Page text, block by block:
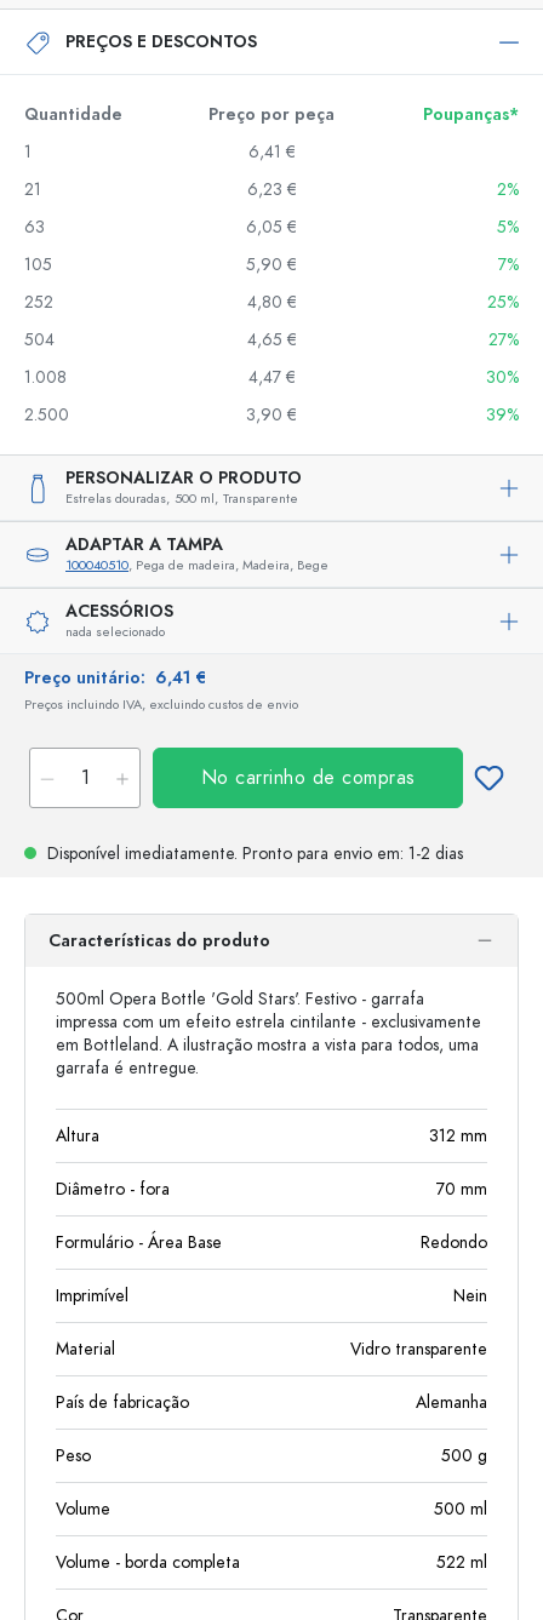
PREÇOS E DESCONTOS
Quantidade Preço por peça
Poupanças*
1
6,41 €
21
6,23 €
2%
63
6,05 €
5%
105
5,90 €
7%
252
4,80 €
25%
504
4,65 €
27%
1.008
4,47 €
30%
2.500
3,90 € 39%
PERSONALIZAR O PRODUTO
Estrelas douradas, 500 ml, Transparente
ADAPTAR A TAMPA
100040510, Pega de madeira, Madeira, Bege
ACESSÓRIOS
nada selecionado
Preço unitário: 6,41 €
Preços incluindo IVA, excluindo custos de envio
No carrinho de compras
Disponível imediatamente. Pronto para envio em: 1-2 dias
Características do produto
500ml Opera Bottle 'Gold Stars'. Festivo - garrafa
impressa com um efeito estrela cintilante - exclusivamente
em Bottleland. A ilustração mostra a vista para todos, uma
garrafa é entregue.
Altura 312 mm
Diâmetro - fora 70 mm
Formulário - Área Base Redondo
Imprimível Nein
Material Vidro transparente
País de fabricação Alemanha
Peso 500 g
Volume 500 ml
Volume - borda completa 522 ml